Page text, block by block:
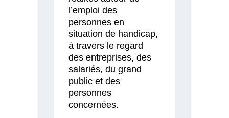
l’emploi des
personnes en
situation de handicap,
à travers le regard
des entreprises, des
salariés, du grand
public et des
personnes
concernées.